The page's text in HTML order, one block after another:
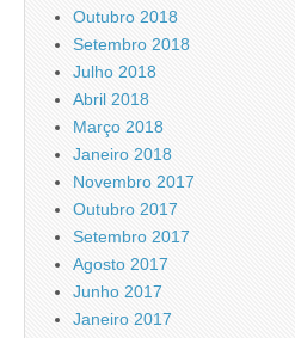
Outubro 2018
Setembro 2018
Julho 2018
Abril 2018
Março 2018
Janeiro 2018
Novembro 2017
Outubro 2017
Setembro 2017
Agosto 2017
Junho 2017
Janeiro 2017